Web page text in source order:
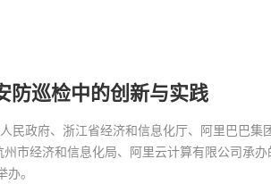
防巡检中的创新与实践
民政府、浙江省经济和信息化厅、阿里巴巴集
市经济和信息化局、阿里云计算有限公司承办
。